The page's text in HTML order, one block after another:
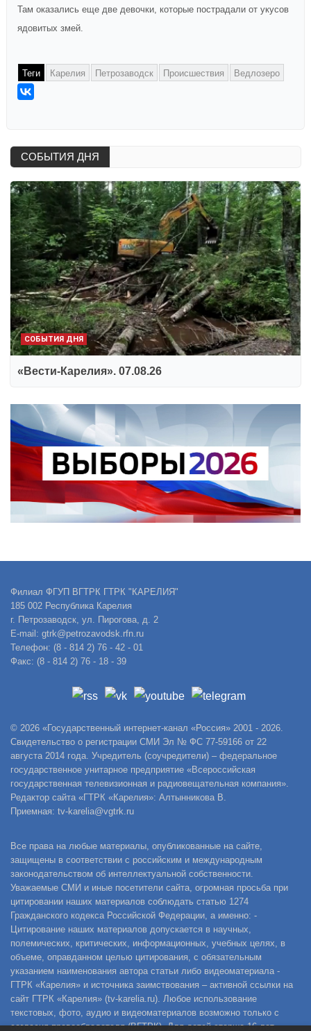
Там оказались еще две девочки, которые пострадали от укусов
ядовитых змей.
Теги Карелия Петрозаводск Происшествия Ведлозеро
СОБЫТИЯ ДНЯ
СОБЫТИЯ ДНЯ
«Вести-Карелия». 07.08.26
Филиал ФГУП ВГТРК ГТРК "КАРЕЛИЯ"
185 002 Республика Карелия
г. Петрозаводск, ул. Пирогова, д. 2
E-mail: gtrk@petrozavodsk.rfn.ru
Телефон: (8 - 814 2) 76 - 42 - 01
Факс: (8 - 814 2) 76 - 18 - 39
© 2026 «Государственный интернет-канал «Россия» 2001 - 2026.
Свидетельство о регистрации СМИ Эл № ФС 77-59166 от 22
августа 2014 года. Учредитель (соучредители) – федеральное
государственное унитарное предприятие «Всероссийская
государственная телевизионная и радиовещательная компания».
Редактор сайта «ГТРК «Карелия»: Алтынникова В.
Приемная: tv-karelia@vgtrk.ru
Все права на любые материалы, опубликованные на сайте,
защищены в соответствии с российским и международным
законодательством об интеллектуальной собственности.
Уважаемые СМИ и иные посетители сайта, огромная просьба при
цитировании наших материалов соблюдать статью 1274
Гражданского кодекса Российской Федерации, а именно: -
Цитирование наших материалов допускается в научных,
полемических, критических, информационных, учебных целях, в
объеме, оправданном целью цитирования, с обязательным
указанием наименования автора статьи либо видеоматериала -
ГТРК «Карелия» и источника заимствования – активной ссылки на
сайт ГТРК «Карелия» (tv-karelia.ru). Любое использование
текстовых, фото, аудио и видеоматериалов возможно только с
согласия правообладателя (ВГТРК). Для детей старше 16 лет.